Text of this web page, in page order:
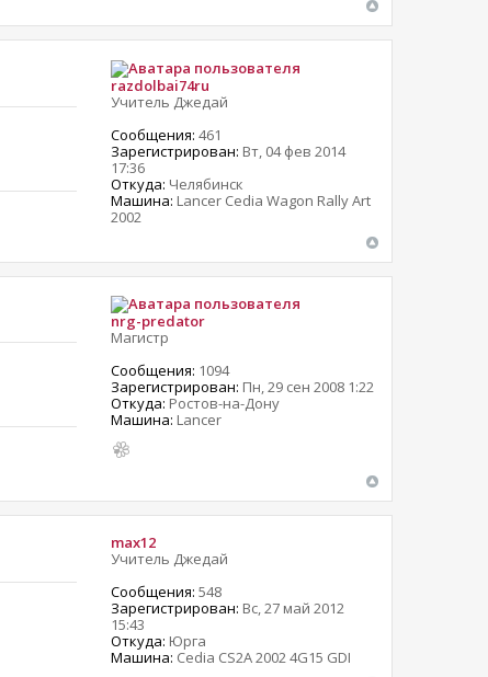
razdolbai74ru
Учитель Джедай
Сообщения: 461
Зарегистрирован: Вт, 04 фев 2014
17:36
Откуда: Челябинск
Машина: Lancer Cedia Wagon Rally Art
2002
nrg-predator
Магистр
Сообщения: 1094
Зарегистрирован: Пн, 29 сен 2008 1:22
Откуда: Ростов-на-Дону
Машина: Lancer
max12
Учитель Джедай
Сообщения: 548
Зарегистрирован: Вс, 27 май 2012
15:43
Откуда: Юрга
Машина: Cedia CS2A 2002 4G15 GDI